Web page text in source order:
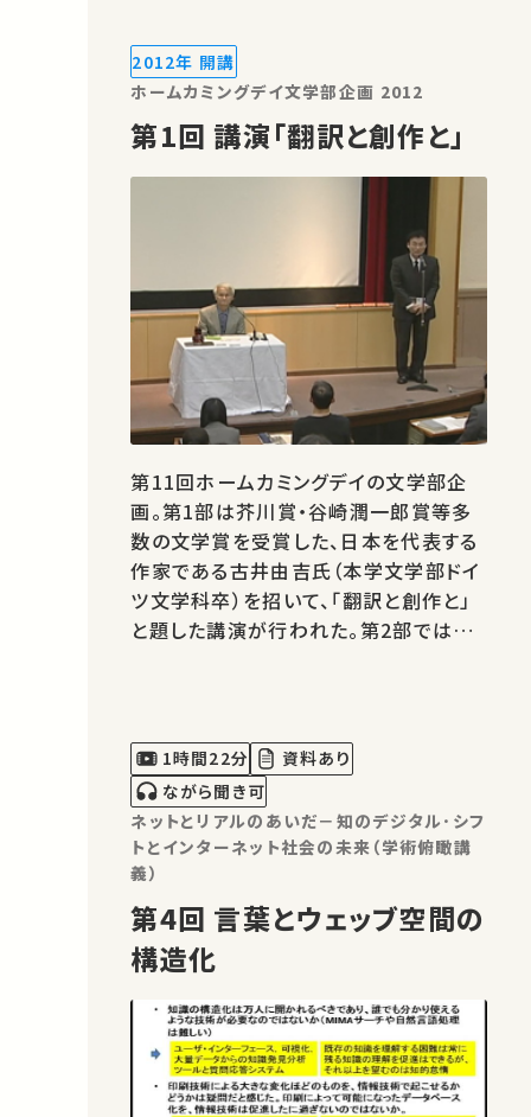
2012年 開講
ホームカミングデイ文学部企画 2012
第1回 講演「翻訳と創作と」
第11回ホームカミングデイの文学部企
画。第1部は芥川賞・谷崎潤一郎賞等多
数の文学賞を受賞した、日本を代表する
作家である古井由吉氏（本学文学部ドイ
ツ文学科卒）を招いて、「翻訳と創作と」
と題した講演が行われた。第2部では安
1時間22分
資料あり
ながら聞き可
ネットとリアルのあいだ－知のデジタル･シフ
トとインターネット社会の未来（学術俯瞰講
義）
第4回 言葉とウェッブ空間の
構造化